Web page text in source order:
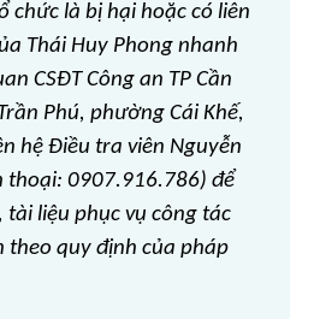
chức là bị hại hoặc có liên
Thái Huy Phong nhanh
CSĐT Công an TP Cần
Phú, phường Cái Khế,
hệ Điều tra viên Nguyễn
thoại: 0907.916.786) để
liệu phục vụ công tác
theo quy định của pháp